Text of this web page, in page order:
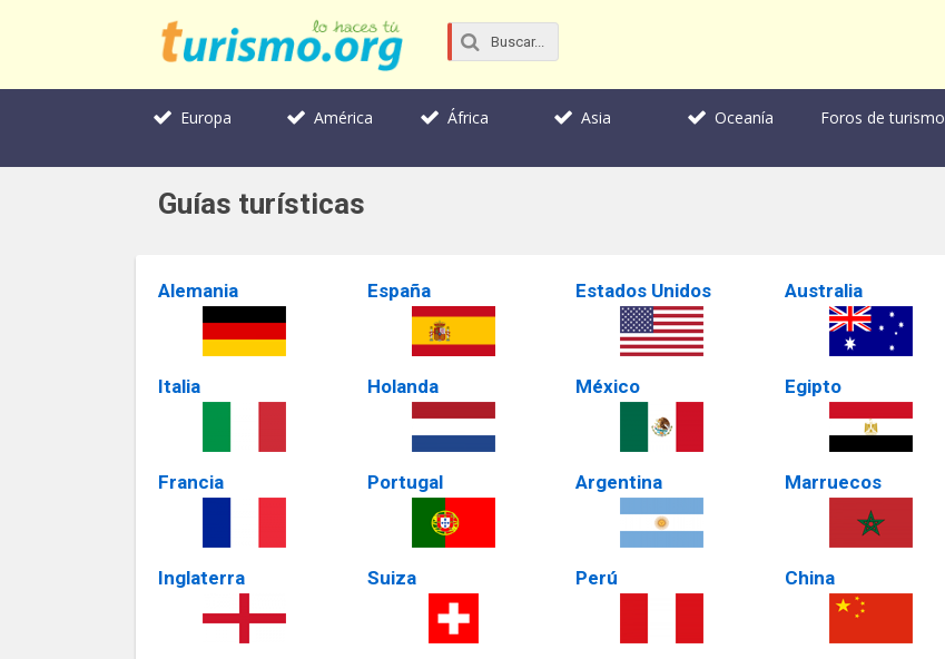
Europa América África Asia Oceanía Foros de turismo
Guías turísticas
Alemania
Italia
Francia
Inglaterra
España
Holanda
Portugal
Suiza
Estados Unidos
México
Argentina
Perú
Australia
Egipto
Marruecos
China